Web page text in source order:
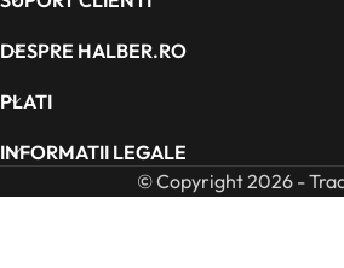
DESPRE HALBER.RO
PLATI
INFORMATII LEGALE
© Copyright 2026 -